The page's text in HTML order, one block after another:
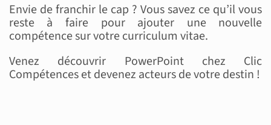
Envie de franchir le cap ? Vous savez ce qu’il vous
reste à faire pour ajouter une nouvelle
compétence sur votre curriculum vitae.
Venez découvrir PowerPoint chez Clic
Compétences et devenez acteurs de votre destin !